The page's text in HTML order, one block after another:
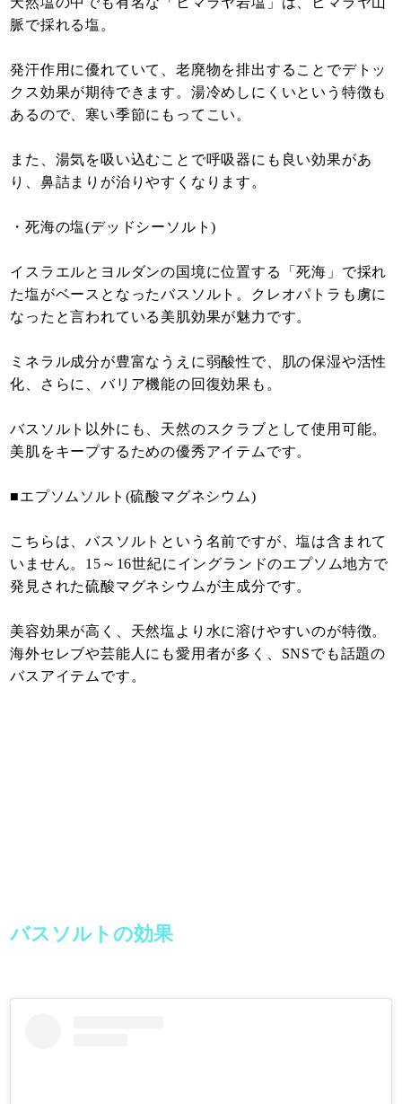
脈で採れる塩。
発汗作用に優れていて、老廃物を排出することでデトッ
クス効果が期待できます。湯冷めしにくいという特徴も
あるので、寒い季節にもってこい。
また、湯気を吸い込むことで呼吸器にも良い効果があ
り、鼻詰まりが治りやすくなります。
・死海の塩(デッドシーソルト)
イスラエルとヨルダンの国境に位置する「死海」で採れ
た塩がベースとなったバスソルト。クレオパトラも虜に
なったと言われている美肌効果が魅力です。
ミネラル成分が豊富なうえに弱酸性で、肌の保湿や活性
化、さらに、バリア機能の回復効果も。
バスソルト以外にも、天然のスクラブとして使用可能。
美肌をキープするための優秀アイテムです。
■エプソムソルト(硫酸マグネシウム)
こちらは、バスソルトという名前ですが、塩は含まれて
いません。15～16世紀にイングランドのエプソム地方で
発見された硫酸マグネシウムが主成分です。
美容効果が高く、天然塩より水に溶けやすいのが特徴。
海外セレブや芸能人にも愛用者が多く、SNSでも話題の
バスアイテムです。
バスソルトの効果